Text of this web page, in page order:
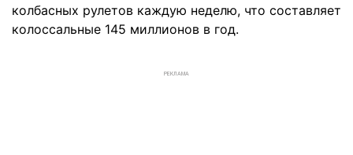
колбасных рулетов каждую неделю, что составляет
колоссальные 145 миллионов в год.
РЕКЛАМА